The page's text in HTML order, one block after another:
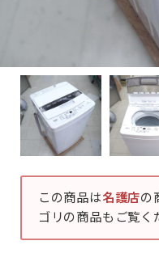
この商品は名護店の
ゴリの商品もご覧く